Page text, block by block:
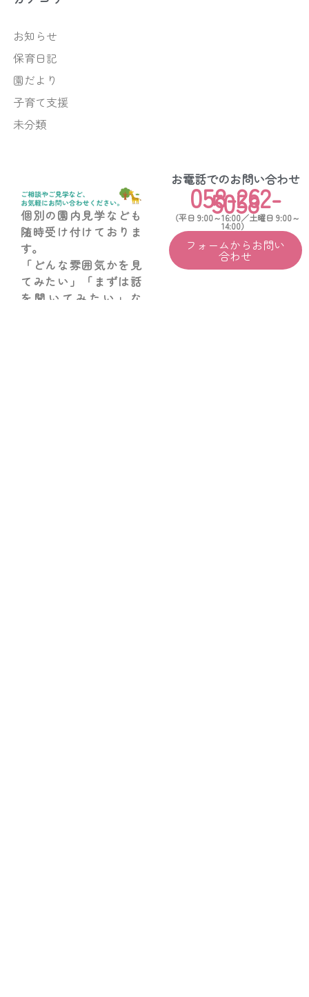
お知らせ
保育日記
園だより
子育て支援
未分類
個別の園内見学なども
随時受け付けておりま
す。
「どんな雰囲気かを見
てみたい」「まずは話
を聞いてみたい」な
お電話でのお問い合わせ
058-262-
5058
（平日 9:00～16:00／土曜日 9:00～
14:00）
フォームからお問い
合わせ